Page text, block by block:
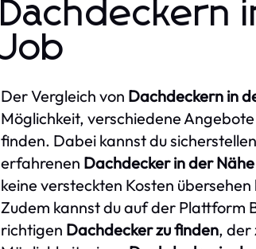
Dachdeckern
Job
Der Vergleich von Dachdeckern in
Möglichkeit, verschiedene
finden. Dabei kannst du
erfahrenen Dachdecker in der Nähe
keine versteckten Kosten
Zudem kannst du auf der Plattform
richtigen Dachdecker zu finden, der